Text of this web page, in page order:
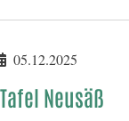
05.12.2025
Neusäß